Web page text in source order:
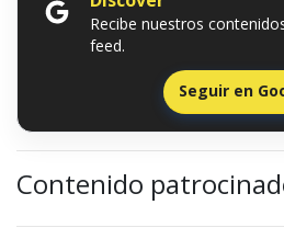
Recibe nuestros
feed.
Seguir en
Contenido